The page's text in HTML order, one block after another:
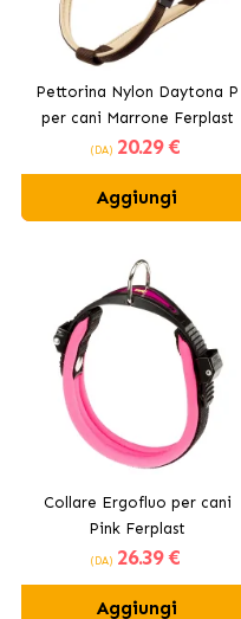
Pettorina Nylon Daytona P
per cani Marrone Ferplast
(DA) 20.29 €
Aggiungi
Collare Ergofluo per cani
Pink Ferplast
(DA) 26.39 €
Aggiungi